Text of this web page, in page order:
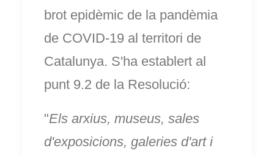
brot epidèmic de la pandèmia
de COVID-19 al territori de
Catalunya. S'ha establert al
punt 9.2 de la Resolució:
"Els arxius, museus, sales
d'exposicions, galeries d'art i